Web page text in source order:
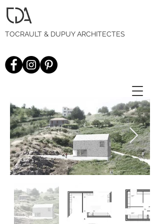
TOCRAULT & DUPUY ARCHITECTES